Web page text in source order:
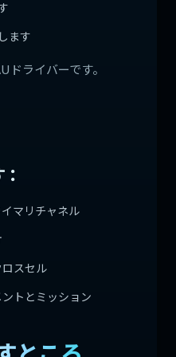
ます
ドライバーです。
マリチャネル
スセル
トとミッション